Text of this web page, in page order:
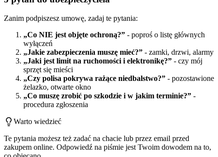
Zanim podpiszesz umowę, zadaj te pytania:
„Co NIE jest objęte ochroną?” - poproś o listę głównych
wyłączeń
„Jakie zabezpieczenia muszę mieć?” - zamki, drzwi, alarmy
„Jaki jest limit na ruchomości i elektronikę?” - czy mój
sprzęt się mieści
„Czy polisa pokrywa rażące niedbalstwo?” - pozostawione
żelazko, otwarte okno
„Co muszę zrobić po szkodzie i w jakim terminie?” -
procedura zgłoszenia
Warto wiedzieć
Te pytania możesz też zadać na chacie lub przez email przed
zakupem online. Odpowiedź na piśmie jest Twoim dowodem na to,